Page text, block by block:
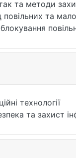
та методи
повільних та
технології
та захист